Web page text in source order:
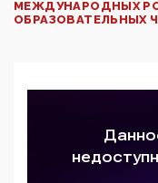
МЕЖДУНАРОДНЫХ
ОБРАЗОВАТЕЛЬНЫХ